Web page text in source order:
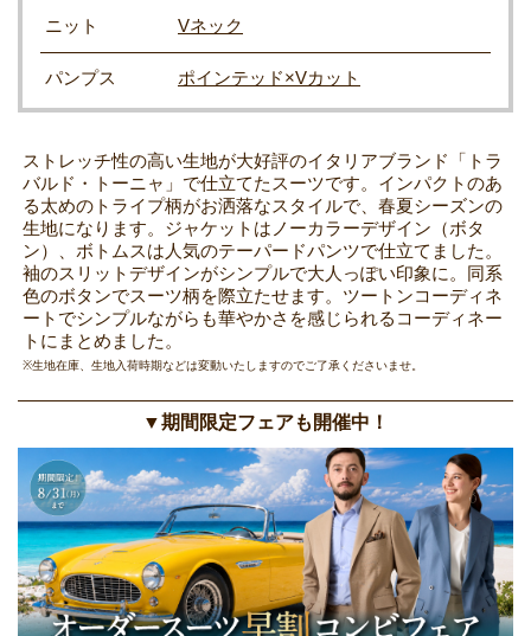
ニット Vネック
パンプス ポインテッド×Vカット
ストレッチ性の高い生地が大好評のイタリアブランド「トラ
バルド・トーニャ」で仕立てたスーツです。インパクトのあ
る太めのトライプ柄がお洒落なスタイルで、春夏シーズンの
生地になります。ジャケットはノーカラーデザイン（ボタ
ン）、ボトムスは人気のテーパードパンツで仕立てました。
袖のスリットデザインがシンプルで大人っぽい印象に。同系
色のボタンでスーツ柄を際立たせます。ツートンコーディネ
ートでシンプルながらも華やかさを感じられるコーディネー
トにまとめました。
※生地在庫、生地入荷時期などは変動いたしますのでご了承くださいませ。
▼期間限定フェアも開催中！